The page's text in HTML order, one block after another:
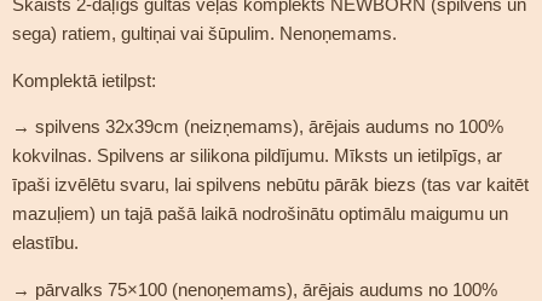
Skaists 2-daļīgs gultas veļas komplekts NEWBORN (spilvens un
sega) ratiem, gultiņai vai šūpulim. Nenoņemams.
Komplektā ietilpst:
→ spilvens 32x39cm (neizņemams), ārējais audums no 100%
kokvilnas. Spilvens ar silikona pildījumu. Mīksts un ietilpīgs, ar
īpaši izvēlētu svaru, lai spilvens nebūtu pārāk biezs (tas var kaitēt
mazuļiem) un tajā pašā laikā nodrošinātu optimālu maigumu un
elastību.
→ pārvalks 75×100 (nenoņemams), ārējais audums no 100%